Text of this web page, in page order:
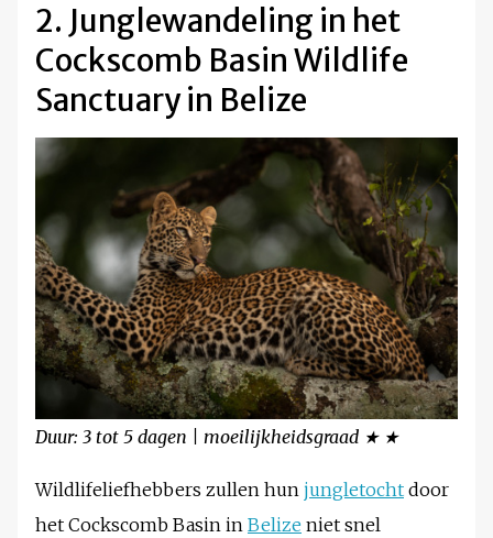
2. Junglewandeling in het
Cockscomb Basin Wildlife
Sanctuary in Belize
Duur: 3 tot 5 dagen | moeilijkheidsgraad ★ ★
Wildlifeliefhebbers zullen hun jungletocht door
het Cockscomb Basin in Belize niet snel